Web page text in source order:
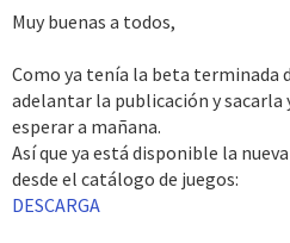
s
Muy buenas a todos,
Como ya tenía la beta terminada
adelantar la publicación y sacarla
esperar a mañana.
Así que ya está disponible la
desde el catálogo de juegos:
DESCARGA